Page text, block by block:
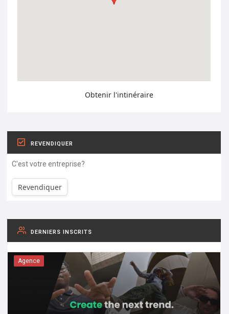
Obtenir l'intinéraire
REVENDIQUER
C'est votre entreprise?
Revendiquer
DERNIERS INSCRITS
Agence